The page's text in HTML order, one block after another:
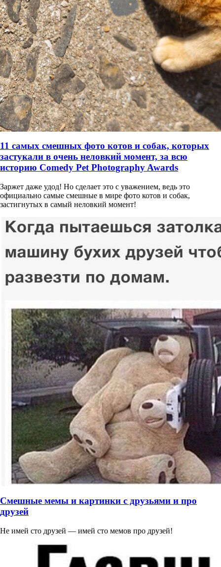
11 самых смешных фото котов и собак, которых
застукали в очень неловкий момент, за всю
историю Comedy Pet Photography Awards
Заржет даже удод! Но сделает это с уважением, ведь это
официально самые смешные в мире фото котов и собак,
застигнутых в самый неловкий момент!
Смешные мемы и картинки с друзьями и про
друзей
Не имей сто друзей — имей сто мемов про друзей!